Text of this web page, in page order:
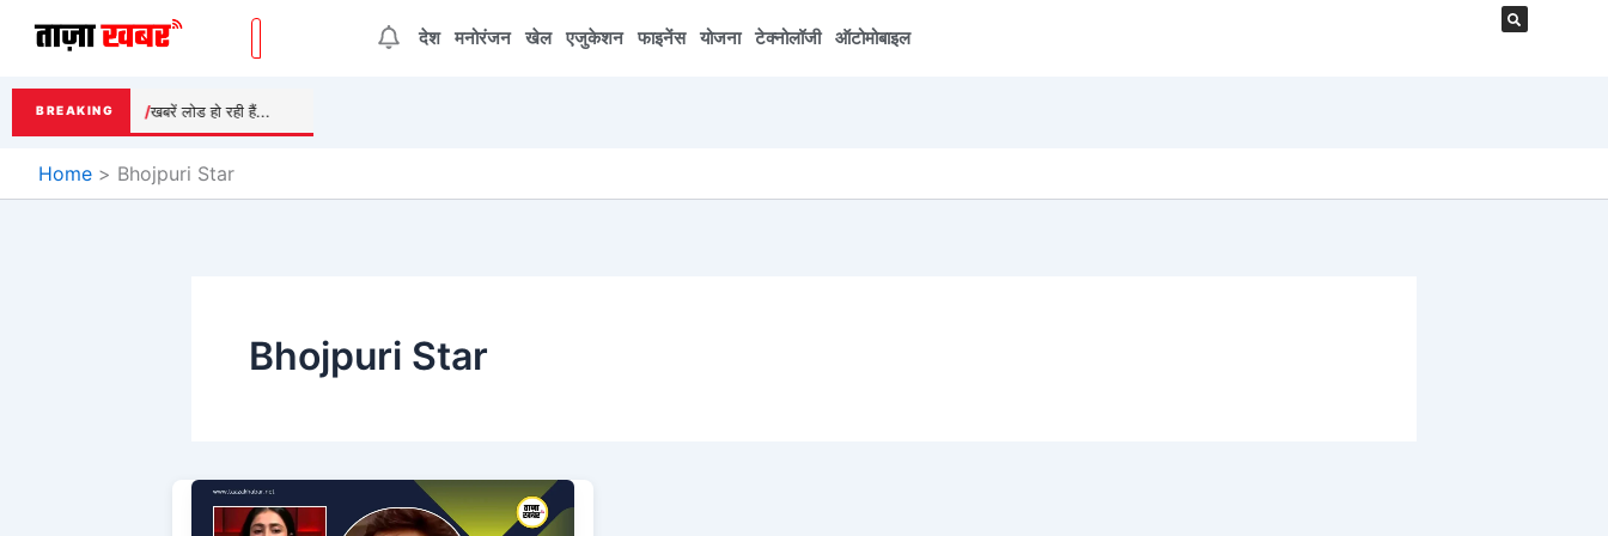
देश मनोरंजन खेल एजुकेशन फाइनेंस योजना टेक्नोलॉजी ऑटोमोबाइल
BREAKING खबरें लोड हो रही हैं...
Home Bhojpuri Star
Bhojpuri Star
Pawan
Singh